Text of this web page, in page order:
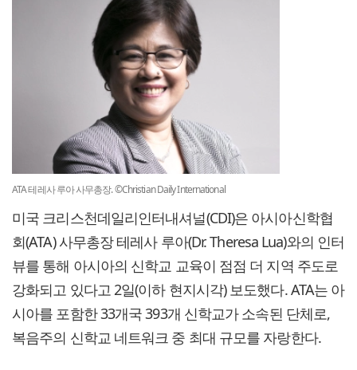
ATA 테레사 루아 사무총장. ©Christian Daily International
미국 크리스천데일리인터내셔널(CDI)은 아시아신학협
회(ATA) 사무총장 테레사 루아(Dr. Theresa Lua)와의 인터
뷰를 통해 아시아의 신학교 교육이 점점 더 지역 주도로
강화되고 있다고 2일(이하 현지시각) 보도했다. ATA는 아
시아를 포함한 33개국 393개 신학교가 소속된 단체로,
복음주의 신학교 네트워크 중 최대 규모를 자랑한다.